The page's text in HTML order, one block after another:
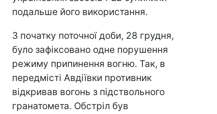
подальше його використання.
З початку поточної доби, 28 грудня,
було зафіксовано одне порушення
режиму припинення вогню. Так, в
передмісті Авдіївки противник
відкривав вогонь з підствольного
гранатомета. Обстріл був